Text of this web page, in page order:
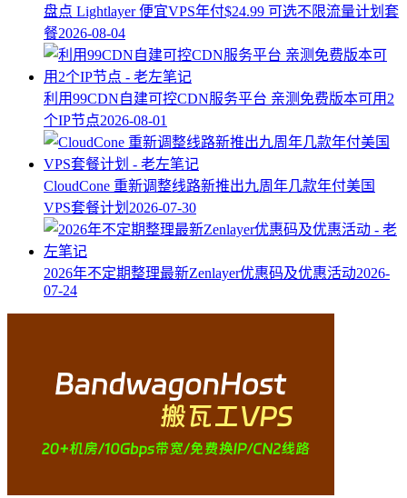
盘点 Lightlayer 便宜VPS年付$24.99 可选不限流量计划套
餐2026-08-04
利用99CDN自建可控CDN服务平台 亲测免费版本可用2
个IP节点2026-08-01
CloudCone 重新调整线路新推出九周年几款年付美国
VPS套餐计划 2026-07-30
2026年不定期整理最新Zenlayer优惠码及优惠活动2026-
07-24